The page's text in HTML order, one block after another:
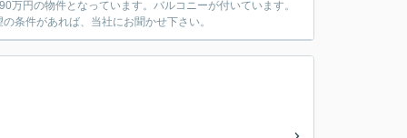
円の物件となっています。バルコニーが付いています。
条件があれば、当社にお聞かせ下さい。